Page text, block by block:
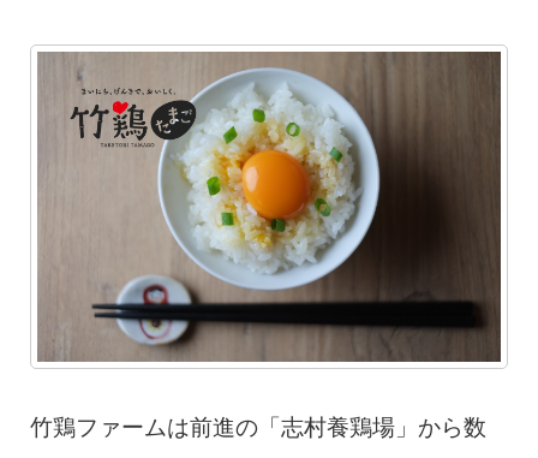
竹鶏ファームは前進の「志村養鶏場」から数